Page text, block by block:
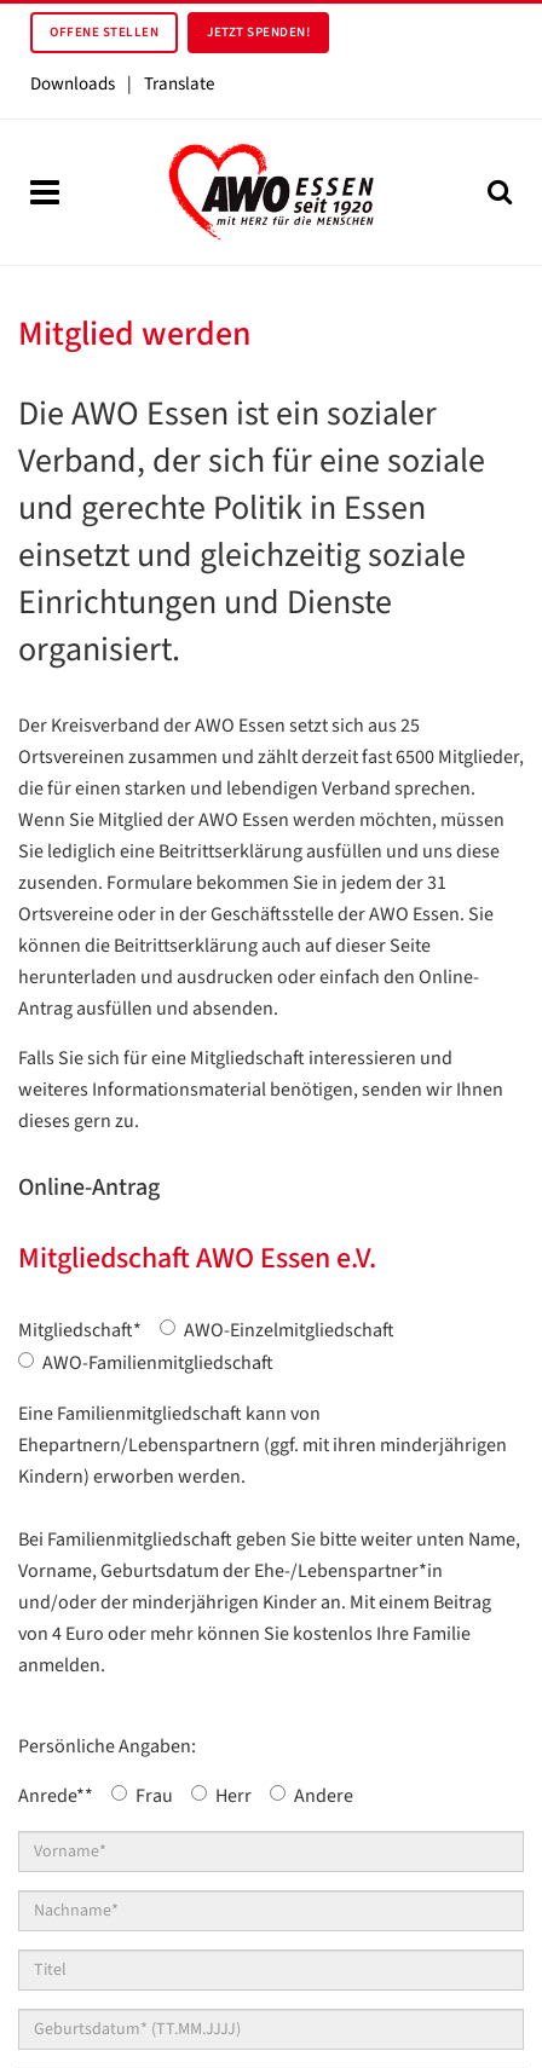
OFFENE STELLEN JETZT SPENDEN!
Downloads | Translate
Mitglied werden
Die AWO Essen ist ein sozialer
Verband, der sich für eine soziale
und gerechte Politik in Essen
einsetzt und gleichzeitig soziale
Einrichtungen und Dienste
organisiert.
Der Kreisverband der AWO Essen setzt sich aus 25
Ortsvereinen zusammen und zählt derzeit fast 6500 Mitglieder,
die für einen starken und lebendigen Verband sprechen.
Wenn Sie Mitglied der AWO Essen werden möchten, müssen
Sie lediglich eine Beitrittserklärung ausfüllen und uns diese
zusenden. Formulare bekommen Sie in jedem der 31
Ortsvereine oder in der Geschäftsstelle der AWO Essen. Sie
können die Beitrittserklärung auch auf dieser Seite
herunterladen und ausdrucken oder einfach den Online-
Antrag ausfüllen und absenden.
Falls Sie sich für eine Mitgliedschaft interessieren und
weiteres Informationsmaterial benötigen, senden wir Ihnen
dieses gern zu.
Online-Antrag
Mitgliedschaft AWO Essen e.V.
Mitgliedschaft*
AWO-Einzelmitgliedschaft
AWO-Familienmitgliedschaft
Eine Familienmitgliedschaft kann von
Ehepartnern/Lebenspartnern (ggf. mit ihren minderjährigen
Kindern) erworben werden.
Bei Familienmitgliedschaft geben Sie bitte weiter unten Name,
Vorname, Geburtsdatum der Ehe-/Lebenspartner*in
und/oder der minderjährigen Kinder an. Mit einem Beitrag
von 4 Euro oder mehr können Sie kostenlos Ihre Familie
anmelden.
Persönliche Angaben:
Anrede** Frau Herr
Andere
Vorname**
Nachname**
Titel
Geburtsdatum**